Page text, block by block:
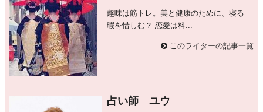
趣味は筋トレ。美と健康のために、寝る
暇を惜しむ？ 恋愛は料...
このライターの記事一覧
占い師 ユウ